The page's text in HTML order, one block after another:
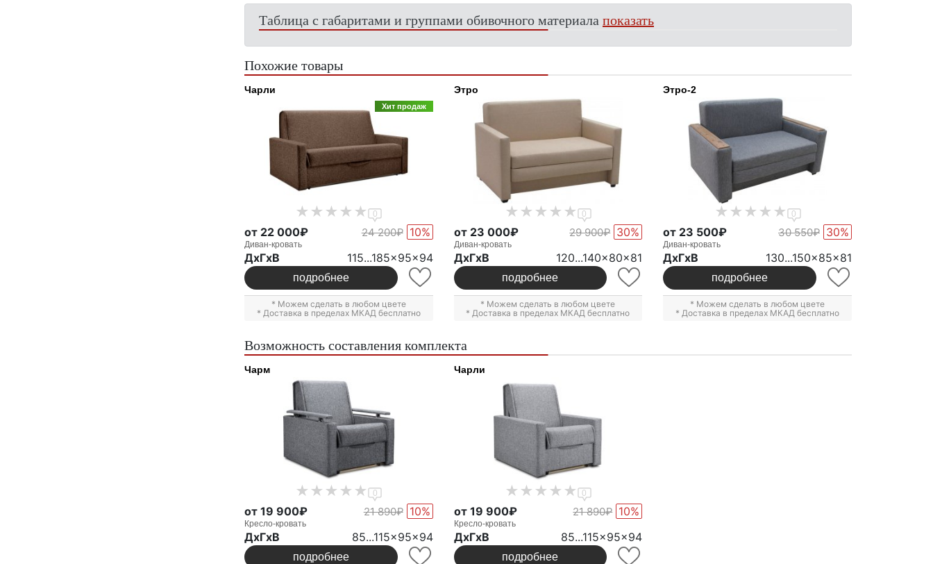
Таблица с габаритами и группами обивочного материалапоказать
Похожие товары
Чарли
Хит продаж
0
от 22 000₽ 24 200₽ 10%
Диван-кровать
ДxГxВ 115...185x95x94
подробнее
* Можем сделать в любом цвете
* Доставка в пределах МКАД бесплатно
Этро
0
от 23 000₽ 29 900₽ 30%
Диван-кровать
ДxГxВ 120...140x80x81
подробнее
* Можем сделать в любом цвете
* Доставка в пределах МКАД бесплатно
Этро-2
0
от 23 500₽ 30 550₽ 30%
Диван-кровать
ДxГxВ 130...150x85x81
подробнее
* Можем сделать в любом цвете
* Доставка в пределах МКАД бесплатно
Возможность составления комплекта
Чарм
0
от 19 900₽ 21 890₽ 10%
Кресло-кровать
ДxГxВ 85...115x95x94
подробнее
Чарли
0
от 19 900₽ 21 890₽ 10%
Кресло-кровать
ДxГxВ 85...115x95x94
подробнее